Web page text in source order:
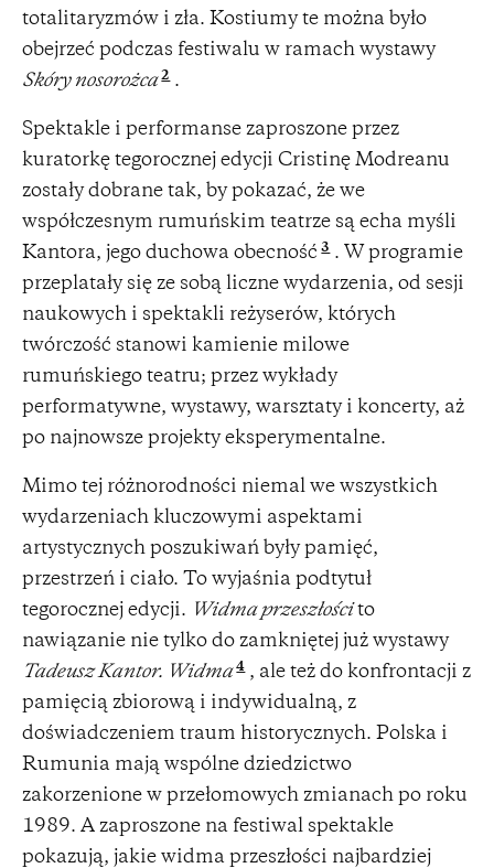
totalitaryzmów i zła. Kostiumy te można było
obejrzeć podczas festiwalu w ramach wystawy
Skóry nosorożca 2 .
Spektakle i performanse zaproszone przez
kuratorkę tegorocznej edycji Cristinę Modreanu
zostały dobrane tak, by pokazać, że we
współczesnym rumuńskim teatrze są echa myśli
Kantora, jego duchowa obecność 3 . W programie
przeplatały się ze sobą liczne wydarzenia, od sesji
naukowych i spektakli reżyserów, których
twórczość stanowi kamienie milowe
rumuńskiego teatru; przez wykłady
performatywne, wystawy, warsztaty i koncerty, aż
po najnowsze projekty eksperymentalne.
Mimo tej różnorodności niemal we wszystkich
wydarzeniach kluczowymi aspektami
artystycznych poszukiwań były pamięć,
przestrzeń i ciało. To wyjaśnia podtytuł
tegorocznej edycji.
Widma przeszłościto
nawiązanie nie tylko do zamkniętej już wystawy
Tadeusz Kantor. Widma 4 , ale też do konfrontacji z
pamięcią zbiorową i indywidualną, z
doświadczeniem traum historycznych. Polska i
Rumunia mają wspólne dziedzictwo
zakorzenione w przełomowych zmianach po roku
1989. A zaproszone na festiwal spektakle
pokazują, jakie widma przeszłości najbardziej